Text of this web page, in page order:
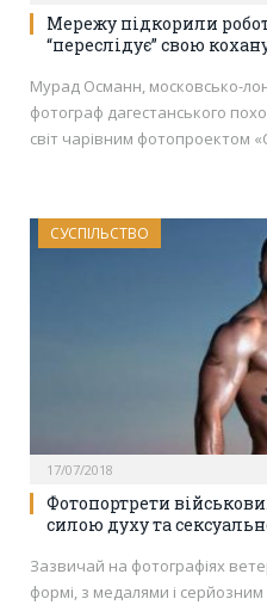
Мережу підкорили
“переслідує” свою
Мурад Османн, московсько-
фотограф дагестанського
світ чарівним фотопроектом
СУСПІЛЬСТВО
17/07/2018
Фотопортрети
силою духу та
Зазвичай на фотографіях
​​формі, з медалями і